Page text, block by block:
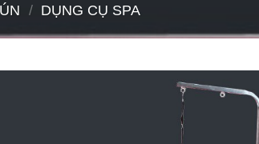
/ DỤNG CỤ SPA